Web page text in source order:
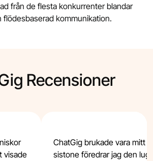
från de flesta konkurrenter blandar
kommunikation.
Recensioner
visade
ChatGig brukade vara mitt
sistone föredrar jag den